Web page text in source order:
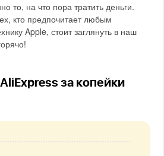
то, на что пора тратить деньги.
кто предпочитает любым
Apple, стоит заглянуть в наш
за копейки